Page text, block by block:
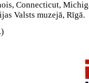
Connecticut,
Valsts muzejā, Rīgā.